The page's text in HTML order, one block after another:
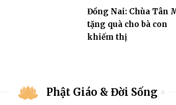
Đồng Nai: Chùa Tân
tặng quà cho bà con
khiếm thị
Phật Giáo & Đời Sống